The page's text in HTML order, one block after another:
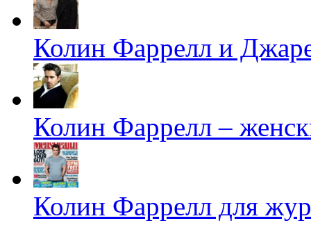
Колин Фаррелл и
Колин Фаррелл –
Колин Фаррелл для